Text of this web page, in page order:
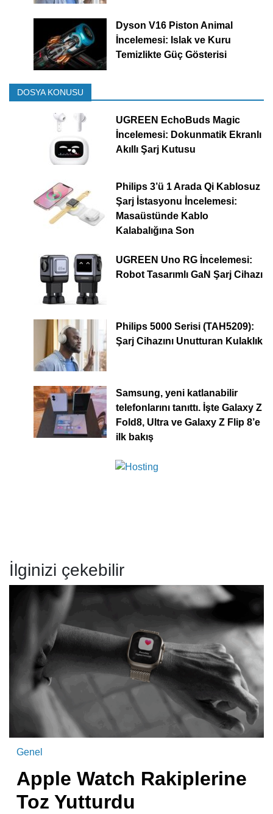
Dyson V16 Piston Animal
İncelemesi: Islak ve Kuru
Temizlikte Güç Gösterisi
DOSYA KONUSU
UGREEN EchoBuds Magic
İncelemesi: Dokunmatik Ekranlı
Akıllı Şarj Kutusu
Philips 3’ü 1 Arada Qi Kablosuz
Şarj İstasyonu İncelemesi:
Masaüstünde Kablo
Kalabalığına Son
UGREEN Uno RG İncelemesi:
Robot Tasarımlı GaN Şarj Cihazı
Philips 5000 Serisi (TAH5209):
Şarj Cihazını Unutturan Kulaklık
Samsung, yeni katlanabilir
telefonlarını tanıttı. İşte Galaxy Z
Fold8, Ultra ve Galaxy Z Flip 8’e
ilk bakış
İlginizi çekebilir
Genel
Apple Watch Rakiplerine
Toz Yutturdu